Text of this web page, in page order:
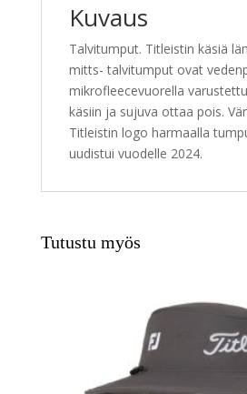
Kuvaus
Talvitumput. Titleistin käsiä
mitts- talvitumput ovat
mikrofleecevuorella
käsiin ja sujuva ottaa pois.
Titleistin logo harmaalla
uudistui vuodelle 2024.
Tutustu myös